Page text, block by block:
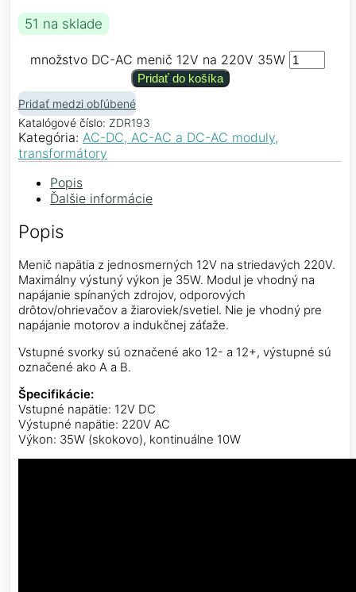
51 na sklade
množstvo DC-AC menič 12V na 220V 35W
Pridať do košíka
Pridať medzi obľúbené
Katalógové číslo: ZDR193
Kategória: AC-DC, AC-AC a DC-AC moduly,
transformátory
Popis
Ďalšie informácie
Popis
Menič napätia z jednosmerných 12V na striedavých 220V.
Maximálny výstuný výkon je 35W. Modul je vhodný na
napájanie spínaných zdrojov, odporových
drôtov/ohrievačov a žiaroviek/svetiel. Nie je vhodný pre
napájanie motorov a indukčnej záťaže.
Vstupné svorky sú označené ako 12- a 12+, výstupné sú
označené ako A a B.
Špecifikácie:
Vstupné napätie: 12V DC
Výstupné napätie: 220V AC
Výkon: 35W (skokovo), kontinuálne 10W